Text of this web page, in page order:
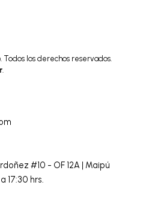
los derechos reservados.
.
#10 - OF 12A | Maipú
17:30 hrs.